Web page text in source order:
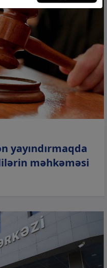
yayındırmaqda
məhkəməsi